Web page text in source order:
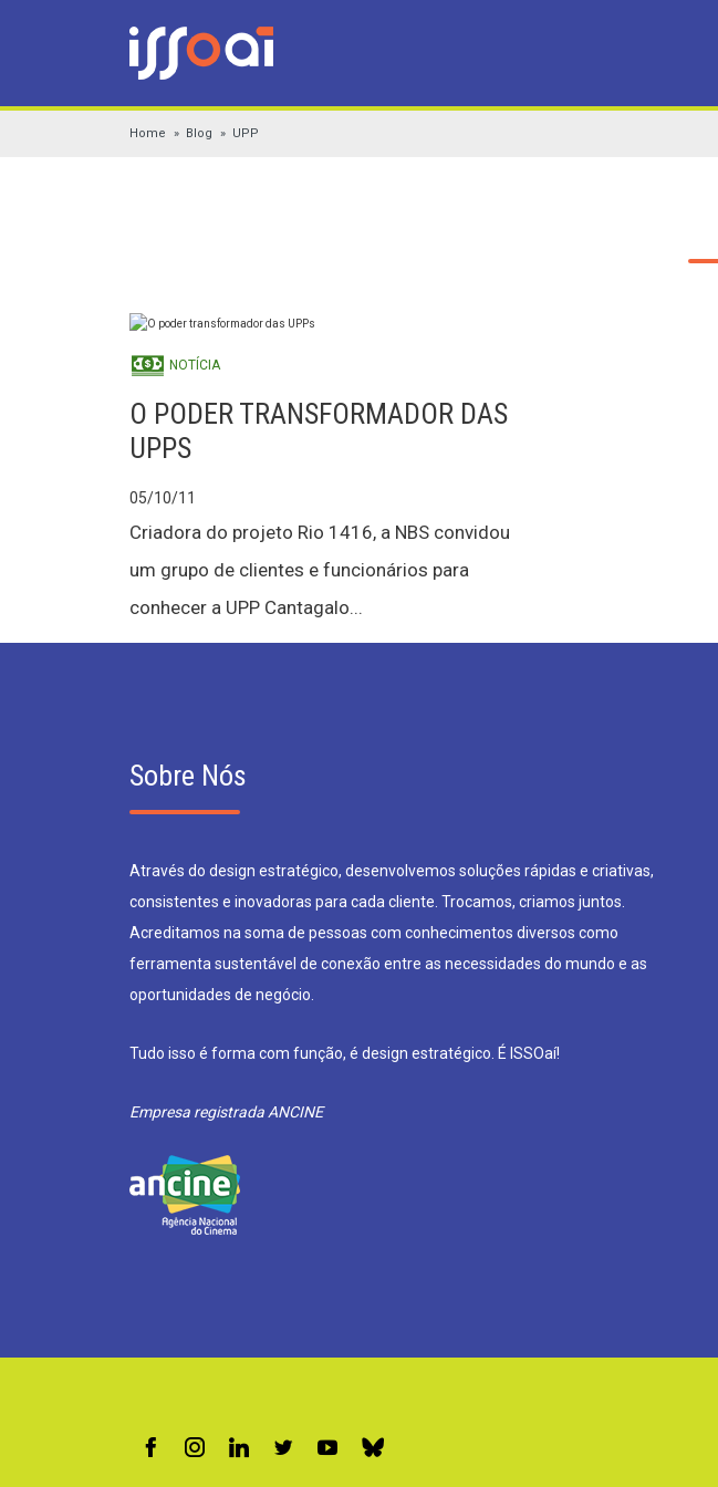
Home Blog UPP
NOTÍCIA
O PODER TRANSFORMADOR DAS
UPPS
05/10/11
Criadora do projeto Rio 1416, a NBS convidou
um grupo de clientes e funcionários para
conhecer a UPP Cantagalo...
Sobre Nós
Através do design estratégico, desenvolvemos soluções rápidas e criativas,
consistentes e inovadoras para cada cliente. Trocamos, criamos juntos.
Acreditamos na soma de pessoas com conhecimentos diversos como
ferramenta sustentável de conexão entre as necessidades do mundo e as
oportunidades de negócio.
Tudo isso é forma com função, é design estratégico. É ISSOaí!
Empresa registrada ANCINE